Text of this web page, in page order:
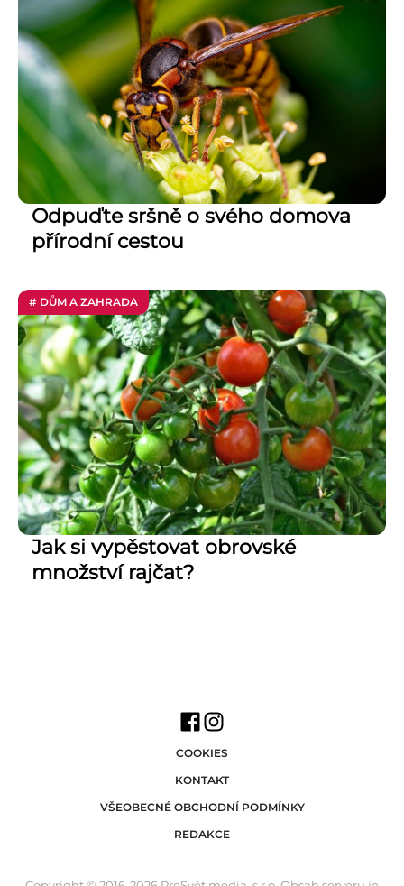
Odpuďte sršně o svého domova
přírodní cestou
# DŮM A ZAHRADA
Jak si vypěstovat obrovské
množství rajčat?
COOKIES
KONTAKT
VŠEOBECNÉ OBCHODNÍ PODMÍNKY
REDAKCE